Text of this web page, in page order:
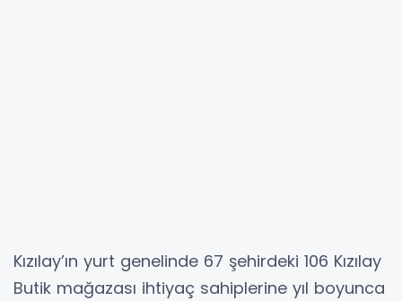
Kızılay’ın yurt genelinde 67 şehirdeki 106 Kızılay
Butik mağazası ihtiyaç sahiplerine yıl boyunca